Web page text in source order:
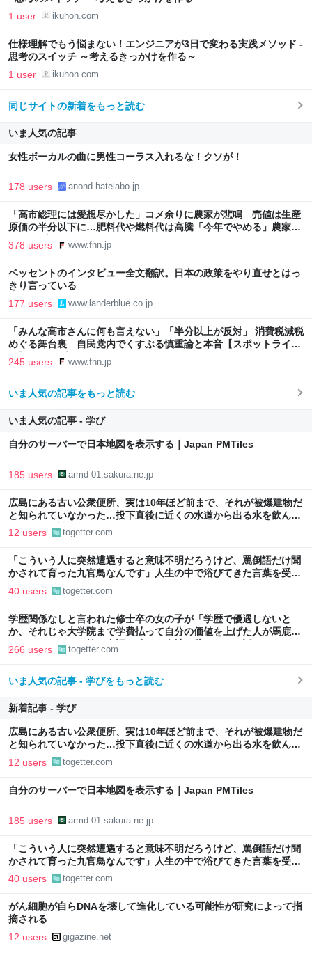
1 user ikuhon.com
仕様理解でもう悩まない！エンジニアが3日で変わる実践メソッド -
思考のスイッチ ～考えるきっかけを作る～
1 user ikuhon.com
同じサイトの新着をもっと読む
いま人気の記事
女性ボーカルの曲に男性コーラス入れるな！クソが！
178 users anond.hatelabo.jp
「高市総理には愛想尽かした」コメ余りに農家が悲鳴 売値は生産
原価の半分以下に…肥料代や燃料代は高騰「今年でやめる」農家も
｜FNNプライムオンライン
378 users www.fnn.jp
ベッセントのインタビュー全文翻訳。日本の政策をやり直せとはっ
きり言っている
177 users www.landerblue.co.jp
「みんな高市さんに何も言えない」「半分以上が反対」 消費税減税
めぐる舞台裏 自民党内でくすぶる慎重論と本音【スポットライ
ト】｜FNNプライムオンライン
245 users www.fnn.jp
いま人気の記事をもっと読む
いま人気の記事 - 学び
自分のサーバーで日本地図を表示する｜Japan PMTiles
185 users armd-01.sakura.ne.jp
広島にある古い公衆便所、実は10年ほど前まで、それが被爆建物だ
と知られていなかった…投下直後に近くの水道から出る水を飲ん
で、多くの被爆者が息絶えた
12 users togetter.com
「こういう人に突然遭遇すると意味不明だろうけど、罵倒語だけ聞
かされて育った九官鳥なんです」人生の中で浴びてきた言葉を受け
継いでしまう話
40 users togetter.com
学歴関係なしと言われた修士卒の女の子が「学歴で優遇しないと
か、それじゃ大学院まで学費払って自分の価値を上げた人が馬鹿じ
ゃないですか」と捨て台詞を残して会社を辞めてった話
266 users togetter.com
いま人気の記事 - 学びをもっと読む
新着記事 - 学び
広島にある古い公衆便所、実は10年ほど前まで、それが被爆建物だ
と知られていなかった…投下直後に近くの水道から出る水を飲ん
で、多くの被爆者が息絶えた
12 users togetter.com
自分のサーバーで日本地図を表示する｜Japan PMTiles
185 users armd-01.sakura.ne.jp
「こういう人に突然遭遇すると意味不明だろうけど、罵倒語だけ聞
かされて育った九官鳥なんです」人生の中で浴びてきた言葉を受け
継いでしまう話
40 users togetter.com
がん細胞が自らDNAを壊して進化している可能性が研究によって指
摘される
12 users gigazine.net